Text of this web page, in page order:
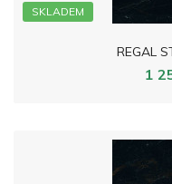
SKLADEM
REGAL
1